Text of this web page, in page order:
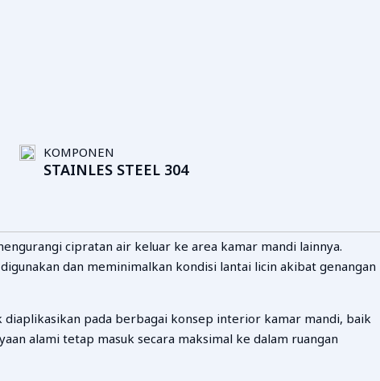
KOMPONEN
STAINLES STEEL 304
cipratan air keluar ke area kamar mandi lainnya.
dan meminimalkan kondisi lantai licin akibat genangan
pada berbagai konsep interior kamar mandi, baik
alami tetap masuk secara maksimal ke dalam ruangan